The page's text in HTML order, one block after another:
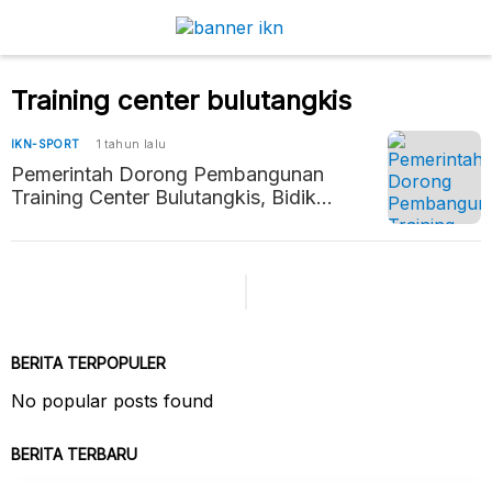
Training center bulutangkis
IKN-SPORT 1 tahun lalu
Pemerintah Dorong Pembangunan
Training Center Bulutangkis, Bidik
BERITA TERPOPULER
No popular posts found
BERITA TERBARU